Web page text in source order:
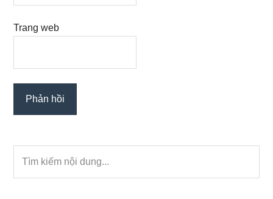
Trang web
Sidebar
kiếm